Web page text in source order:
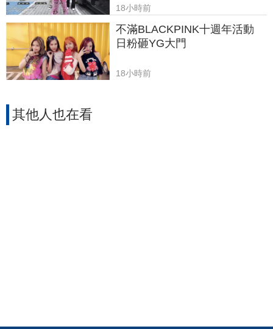
18小時前
不滿BLACKPINK十週年活動
日粉砸YG大門
18小時前
其他人也在看